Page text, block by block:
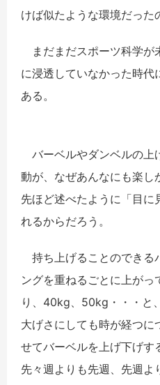
けば似たような環境だった
まだまだスポーツ科学が
に浸透していなかった時
ある。
バーベルやダンベルの上
動が、なぜあんなにも楽し
先ほど述べたように「目に
れるからだろう。
持ち上げることのできる
ングを重ねるごとに上が
り、40kg、50kg・・・と
大げさにしても時が経つに
せてバーベルを上げ下げす
先々週よりも先週、先週よ